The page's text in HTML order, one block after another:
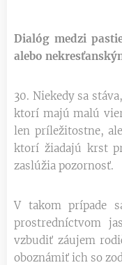
Dialóg medzi
alebo
30. Niekedy sa
ktorí majú malú
len príležitostne,
ktorí žiadajú krst
zaslúžia pozornosť.
V takom prípade
prostredníctvom
vzbudiť záujem
oboznámiť ich so